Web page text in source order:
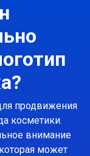
продвижения
косметики.
внимание
может